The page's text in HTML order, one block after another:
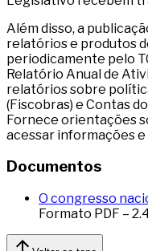
Além disso, a
relatórios e produtos
periodicamente pelo
Relatório Anual de
relatórios sobre
(Fiscobras) e Contas
Fornece orientações
acessar informações
Documentos
O congresso
Formato PDF –